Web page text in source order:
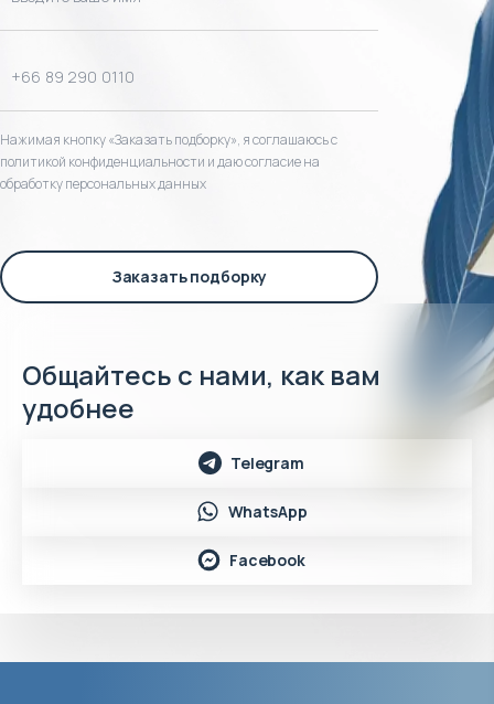
Нажимая кнопку «Заказать подборку», я соглашаюсь с
политикой конфиденциальности и даю согласие на
обработку персональных данных
Заказать подборку
Общайтесь с нами, как вам
удобнее
Telegram
WhatsApp
Facebook